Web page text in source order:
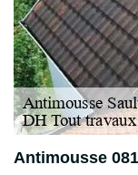
Antimousse